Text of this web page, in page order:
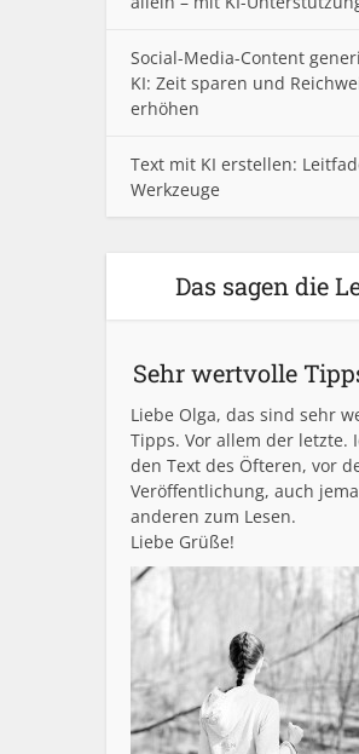
Social-Media-Content
KI: Zeit sparen und
erhöhen
Text mit KI erstellen:
Werkzeuge
Das sagen die
Sehr wertvolle
Liebe Olga, das sind sehr
Tipps. Vor allem der letzte.
den Text des Öfteren, vor
Veröffentlichung, auch
anderen zum Lesen.
Liebe Grüße!